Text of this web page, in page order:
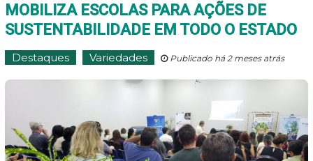
MOBILIZA ESCOLAS PARA AÇÕES DE
SUSTENTABILIDADE EM TODO O ESTADO
Destaques Variedades Publicado há 2 meses atrás